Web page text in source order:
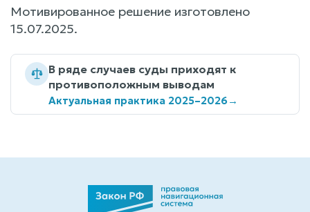
Мотивированное решение изготовлено
15.07.2025.
В ряде случаев суды приходят к
противоположным выводам
Актуальная практика 2025–2026→